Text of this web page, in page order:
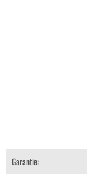
Garantie: